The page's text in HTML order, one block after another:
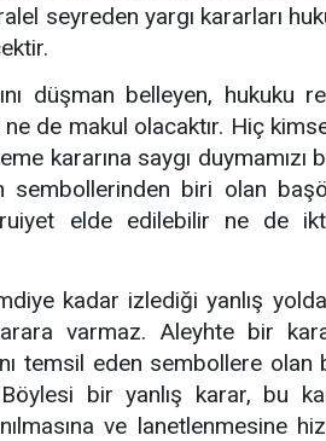
seyreden yargı kararları
düşman belleyen, hukuku
de makul olacaktır. Hiç
kararına saygı duymamızı
biri olan
elde edilebilir ne de
kadar izlediği yanlış
varmaz. Aleyhte bir
temsil eden sembollere olan
bir yanlış karar, bu
ve lanetlenmesine